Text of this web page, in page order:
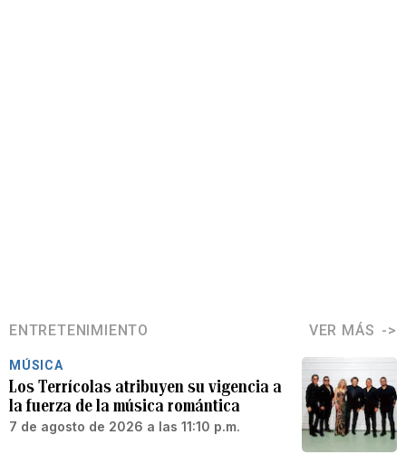
ENTRETENIMIENTO VER MÁS
MÚSICA
Los Terrícolas atribuyen su vigencia a
la fuerza de la música romántica
7 de agosto de 2026 a las 11:10 p.m.